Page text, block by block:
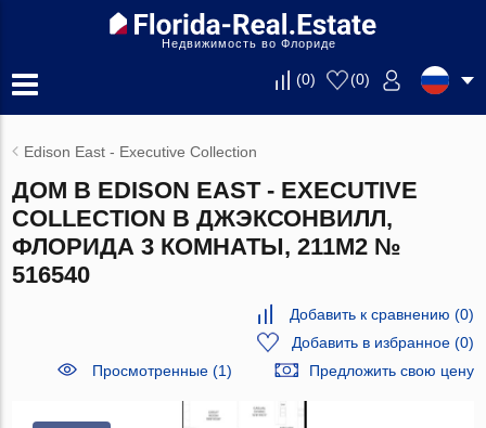
Недвижимость во Флориде
(0) (0)
Edison East - Executive Collection
ДОМ В EDISON EAST - EXECUTIVE
COLLECTION В ДЖЭКСОНВИЛЛ,
ФЛОРИДА 3 КОМНАТЫ, 211М2 №
516540
Добавить к сравнению (0)
Добавить в избранное(0)
Просмотренные (1)
Предложить свою цену